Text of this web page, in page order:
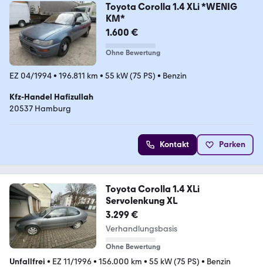
Toyota Corolla 1.4 XLi *WENIG
KM*
1.600 €
Ohne Bewertung
EZ 04/1994• 196.811 km • 55 kW (75 PS) • Benzin
Kfz-Handel Hafizullah
20537 Hamburg
Kontakt Parken
Toyota Corolla 1.4 XLi
Servolenkung XL
3.299 €
Verhandlungsbasis
Ohne Bewertung
Unfallfrei • EZ 11/1996• 156.000 km • 55 kW (75 PS) • Benzin